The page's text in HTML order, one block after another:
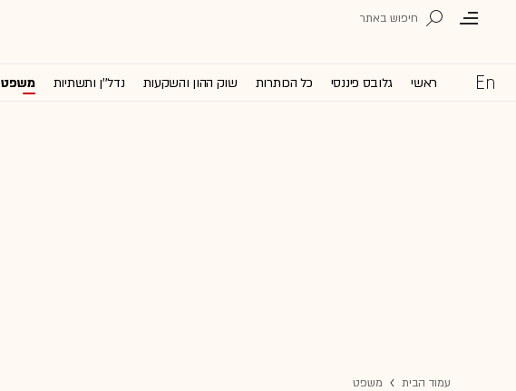
ראשי גלובס פיננסי כל הכותרות שוק ההון והשקעות נדל''ן ותשתיות משפט
עמוד הבית משפט